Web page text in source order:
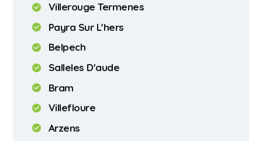
Villerouge Termenes
Payra Sur L'hers
Belpech
Salleles D'aude
Bram
Villefloure
Arzens